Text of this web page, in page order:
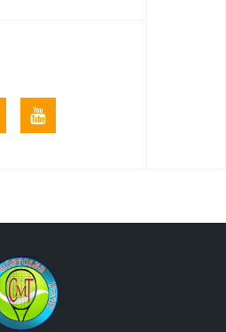
Twitter Youtube